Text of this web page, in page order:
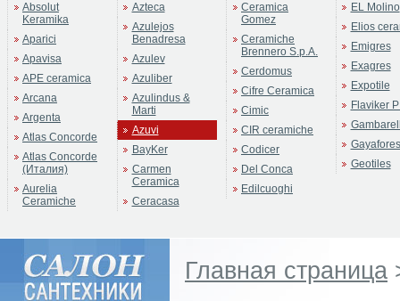
Absolut
Keramika
Aparici
Apavisa
APE ceramica
Arcana
Argenta
Atlas Concorde
Atlas Concorde
(Италия)
Aurelia
Ceramiche
Azteca
Azulejos
Benadresa
Azulev
Azuliber
Azulindus &
Marti
Azuvi
BayKer
Carmen
Ceramica
Ceracasa
Ceramica
Gomez
Ceramiche
Brennero S.p.A.
Cerdomus
Cifre Ceramica
Cimic
CIR ceramiche
Codicer
Del Conca
Edilcuoghi
EL Molino
Elios
Emigres
Exagres
Expotile
Flaviker
Gayafores
Geotiles
Главная страница